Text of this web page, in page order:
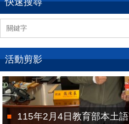
活動剪影
115年2月4日教育部本土
老師來訪